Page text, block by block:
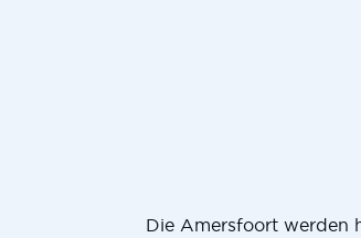
Die Amersfoort werden